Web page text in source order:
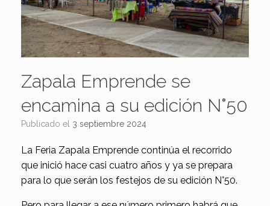
Zapala Emprende se
encamina a su edición N°50
Publicado el 3 septiembre 2024
La Feria Zapala Emprende continúa el recorrido
que inició hace casi cuatro años y ya se prepara
para lo que serán los festejos de su edición N°50.